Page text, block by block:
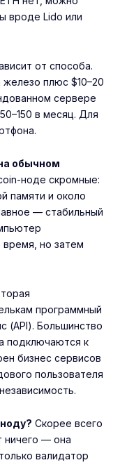
вроде Lido или
от способа.
плюс $10–20
сервере
в месяц. Для
обычном
ноде скромные:
памяти и около
— стабильный
но затем
программный
(API). Большинство
подключаются к
бизнес сервисов
пользователя
Скорее всего
ничего — она
валидатор